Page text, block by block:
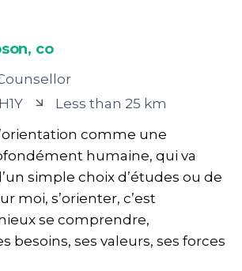
co
Less than 25 km
comme une
humaine, qui va
simple choix d’études ou de
moi, s’orienter, c’est
se comprendre,
besoins, ses valeurs, ses forces